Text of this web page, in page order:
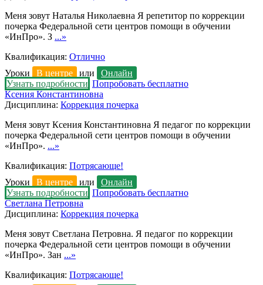
Меня зовут Наталья Николаевна Я репетитор по коррекции
почерка Федеральной сети центров помощи в обучении
«ИнПро». З ...»
Квалификация: Отлично
Уроки
В центре или
Онлайн
Узнать подробности Попробовать бесплатно
Ксения Константиновна
Дисциплина: Коррекция почерка
Меня зовут Ксения Константиновна Я педагог по коррекции
почерка Федеральной сети центров помощи в обучении
«ИнПро». ...»
Квалификация: Потрясающе!
Уроки
В центре или
Онлайн
Узнать подробности Попробовать бесплатно
Светлана Петровна
Дисциплина: Коррекция почерка
Меня зовут Светлана Петровна. Я педагог по коррекции
почерка Федеральной сети центров помощи в обучении
«ИнПро». Зан ...»
Квалификация: Потрясающе!